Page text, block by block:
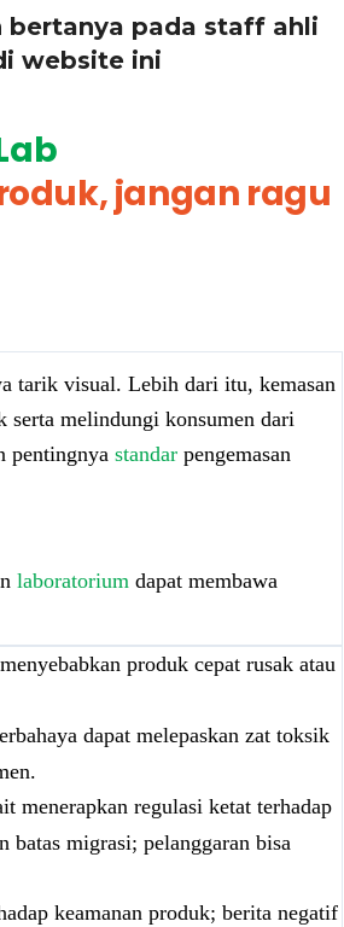
bertanya pada staff ahli
website ini
jangan ragu
tarik visual. Lebih dari itu, kemasan
serta melindungi konsumen dari
pentingnyastandar pengemasan
laboratorium dapat membawa
produk cepat rusak atau
dapat melepaskan zat toksik
menerapkan regulasi ketat terhadap
batas migrasi; pelanggaran bisa
keamanan produk; berita negatif